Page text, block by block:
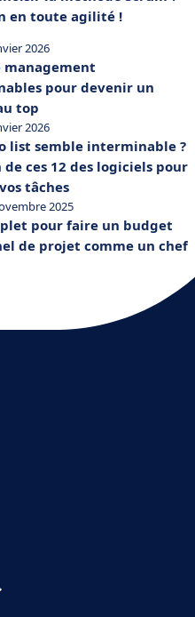
en toute agilité !
2026
management
pour devenir un
top
2026
list semble interminable ?
de ces 12 des logiciels pour
tâches
2025
pour faire un budget
de projet comme un chef